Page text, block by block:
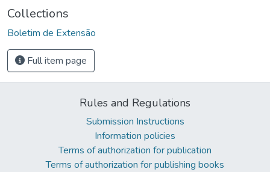
Collections
Boletim de Extensão
Full item page
Rules and Regulations
Submission Instructions
Information policies
Terms of authorization for publication
Terms of authorization for publishing books